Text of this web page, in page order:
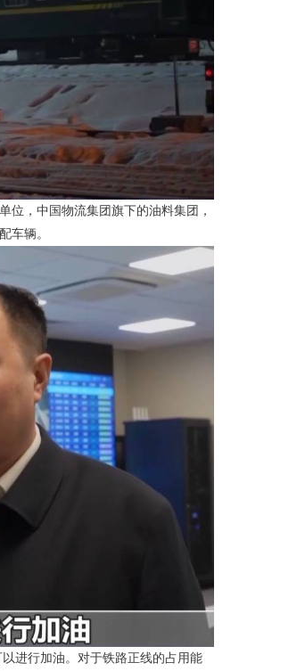
位，中国物流集团旗下的油料集团，
车辆。
进行加油。对于铁路正线的占用能